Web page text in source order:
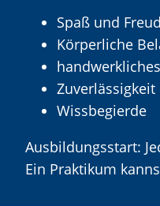
Spaß und
Körperliche
Wissbegierde
Ausbildungsstart:
Ein Praktikum